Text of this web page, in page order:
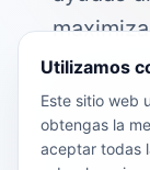
📖
Cómo
Utilizamos
Este sitio web
obtengas la
aceptar todas